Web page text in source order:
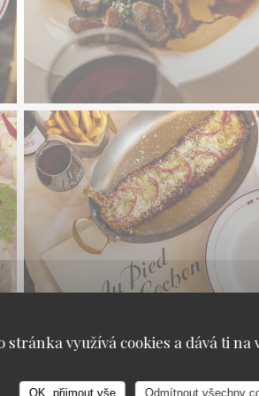
stránka využívá cookies a dává ti na
OK, přijmout vše Odmítnout všechny